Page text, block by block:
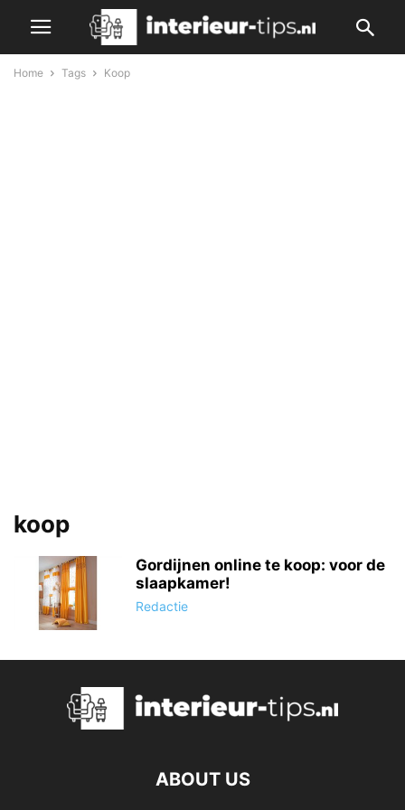
Home Tags Koop
koop
Gordijnen online te koop: voor de
slaapkamer!
Redactie
ABOUT US